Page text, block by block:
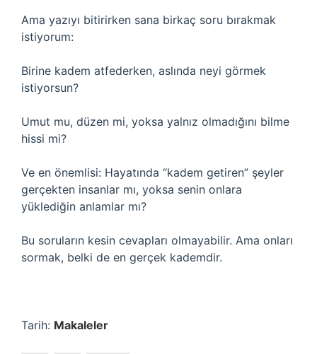
Ama yazıyı bitirirken sana birkaç soru bırakmak
istiyorum:
Birine kadem atfederken, aslında neyi görmek
istiyorsun?
Umut mu, düzen mi, yoksa yalnız olmadığını bilme
hissi mi?
Ve en önemlisi: Hayatında “kadem getiren” şeyler
gerçekten insanlar mı, yoksa senin onlara
yüklediğin anlamlar mı?
Bu soruların kesin cevapları olmayabilir. Ama onları
sormak, belki de en gerçek kademdir.
Tarih: Makaleler